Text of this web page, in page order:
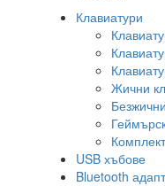
Клавиатури
Жични
USB хъбове
Bluetooth